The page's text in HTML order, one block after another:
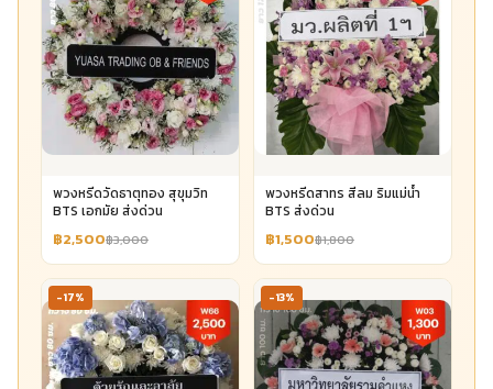
พวงหรีดวัดธาตุทอง สุขุมวิท
BTS เอกมัย ส่งด่วน
฿2,500฿3,000
พวงหรีดสาทร สีลม ริมแม่น้ำ
BTS ส่งด่วน
฿1,500฿1,800
-17% -13%